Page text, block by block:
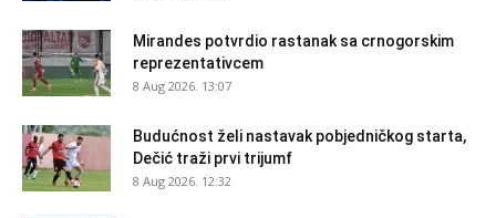
Mirandes potvrdio rastanak sa crnogorskim
reprezentativcem
8 Aug 2026. 13:07
Budućnost želi nastavak pobjedničkog starta,
Dečić traži prvi trijumf
8 Aug 2026. 12:32